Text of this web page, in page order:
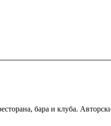
бара и клуба.